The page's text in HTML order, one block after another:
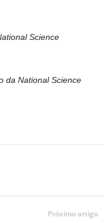
Science
da National Science
Próximo artigo